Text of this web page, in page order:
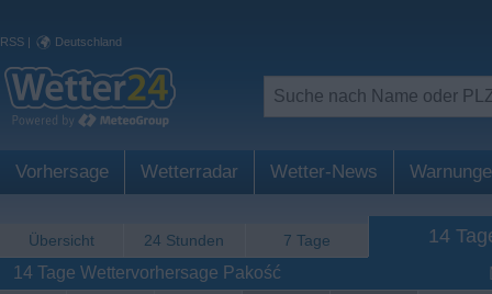
RSS | Deutschland
Vorhersage Wetterradar Wetter-News
Übersicht 24 Stunden 7 Tage 14
14 Tage Wettervorhersage Pakość